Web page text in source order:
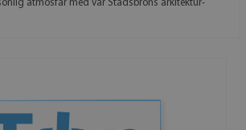
atmosfär med vår Stadsbrons arkitektur-